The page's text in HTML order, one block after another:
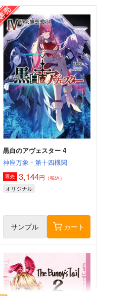
黒白のアヴェスター 4
神座万象・第十四機関
専売 3,144円 （税込）
オリジナル
サンプル カート